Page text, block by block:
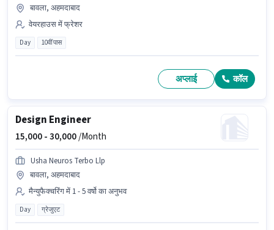
बावला, अहमदाबाद
वेयरहाउस में फ्रेशर
Day 10वीं पास
अप्लाई कॉल
Design Engineer
15,000 -30,000/Month
Usha Neuros Terbo Llp
बावला, अहमदाबाद
मैन्युफैक्चरिंग में 1 - 5 वर्षो का अनुभव
Day ग्रेजुएट